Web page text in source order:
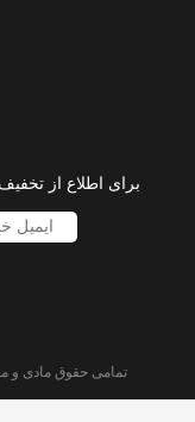
برای اطلاع از
تمامی حقوق مادی و